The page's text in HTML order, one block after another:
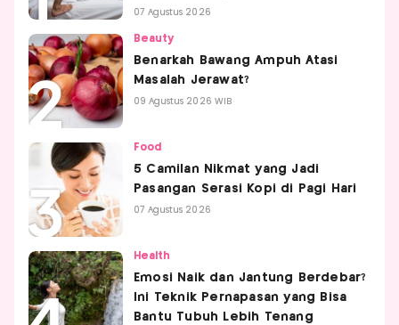
07 Agustus 2026
Beauty
Benarkah Bawang Ampuh Atasi
Masalah Jerawat?
09 Agustus 2026 WIB
Food
5 Camilan Nikmat yang Jadi
Pasangan Serasi Kopi di Pagi Hari
07 Agustus 2026
Health
Emosi Naik dan Jantung Berdebar?
Ini Teknik Pernapasan yang Bisa
Bantu Tubuh Lebih Tenang